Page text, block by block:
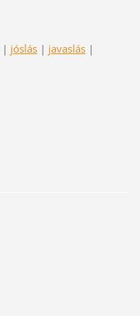
| jóslás | javaslás |